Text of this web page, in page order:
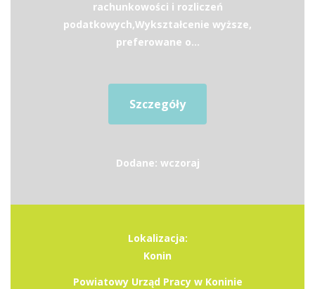
rachunkowości i rozliczeń
podatkowych,Wykształcenie wyższe,
preferowane o...
Szczegóły
Dodane: wczoraj
Lokalizacja:
Konin
Powiatowy Urząd Pracy w Koninie